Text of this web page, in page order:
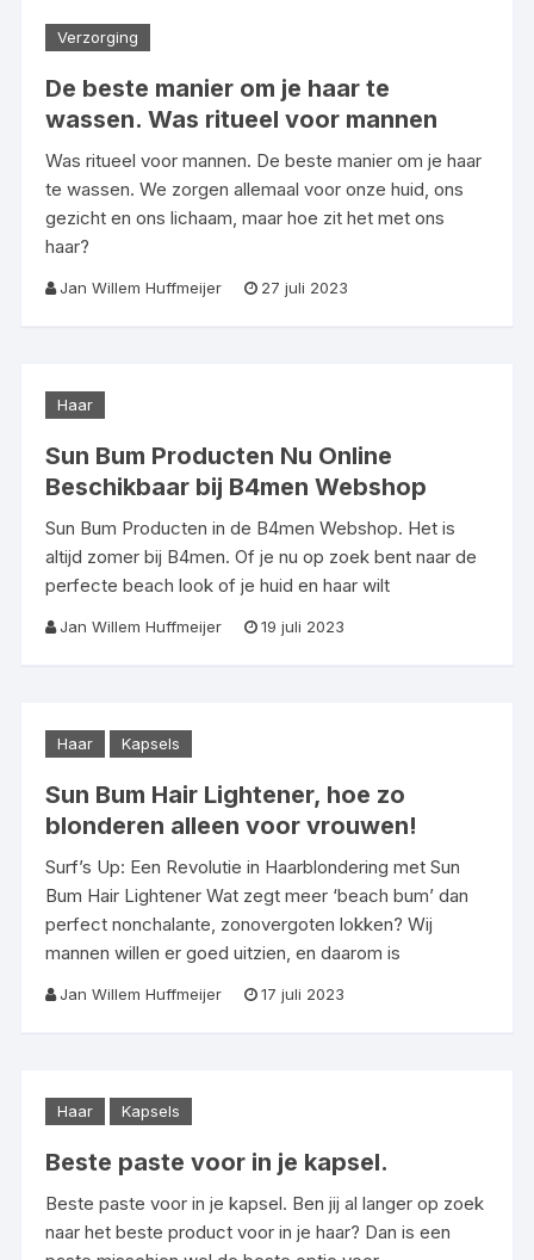
Verzorging
De beste manier om je haar te
wassen. Was ritueel voor mannen
Was ritueel voor mannen. De beste manier om je haar
te wassen. We zorgen allemaal voor onze huid, ons
gezicht en ons lichaam, maar hoe zit het met ons
haar?
Jan Willem Huffmeijer 27 juli 2023
Haar
Sun Bum Producten Nu Online
Beschikbaar bij B4men Webshop
Sun Bum Producten in de B4men Webshop. Het is
altijd zomer bij B4men. Of je nu op zoek bent naar de
perfecte beach look of je huid en haar wilt
Jan Willem Huffmeijer 19 juli 2023
Haar Kapsels
Sun Bum Hair Lightener, hoe zo
blonderen alleen voor vrouwen!
Surf’s Up: Een Revolutie in Haarblondering met Sun
Bum Hair Lightener Wat zegt meer ‘beach bum’ dan
perfect nonchalante, zonovergoten lokken? Wij
mannen willen er goed uitzien, en daarom is
Jan Willem Huffmeijer 17 juli 2023
Haar Kapsels
Beste paste voor in je kapsel.
Beste paste voor in je kapsel. Ben jij al langer op zoek
naar het beste product voor in je haar? Dan is een